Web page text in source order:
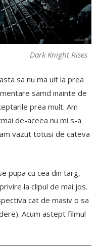
Dark Knight Rises
sa nu ma uit la prea
samd inainte de
prea mult. Am
de-aceea nu mi s-a
vazut totusi de cateva
pupa cu cea din targ,
la clipul de mai jos.
cat de masiv o sa
Acum astept filmul